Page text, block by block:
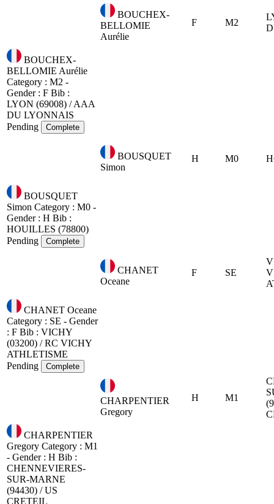
BOUCHEX-
BELLOMIE
Aurélie
F M2
BOUCHEX-
BELLOMIE Aurélie
Category : M2 -
Gender : F Bib :
LYON (69008) / AAA
DU LYONNAIS
Pending
Complete
BOUSQUET
Simon
H M0
BOUSQUET
Simon Category : M0 -
Gender : H Bib :
HOUILLES (78800)
Pending
Complete
CHANET
Oceane
F SE
CHANET Oceane
Category : SE - Gender
: F Bib : VICHY
(03200) / RC VICHY
ATHLETISME
Pending
Complete
CHARPENTIER
Gregory
H M1
CHARPENTIER
Gregory Category : M1
- Gender : H Bib :
CHENNEVIERES-
SUR-MARNE
(94430) / US
CRETEIL